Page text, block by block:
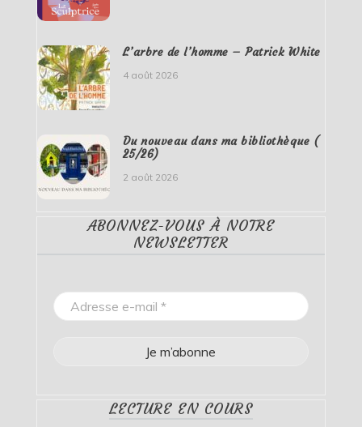
L’arbre de l’homme – Patrick White
4 août 2026
Du nouveau dans ma bibliothèque (
25/26)
2 août 2026
ABONNEZ-VOUS À NOTRE
NEWSLETTER
LECTURE EN COURS